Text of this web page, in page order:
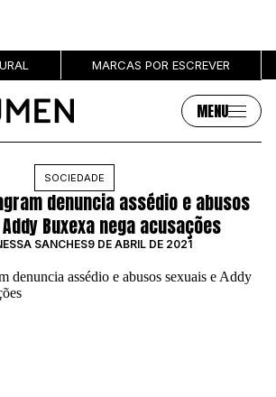
MARCAS POR ESCREVER
MENU
Sobre
SOBRE NÓS
PUBLICIDADE
MARCAS
SOCIEDADE
denuncia assédio e abusos
Buxexa nega acusações
SANCHES9 DE ABRIL DE 2021